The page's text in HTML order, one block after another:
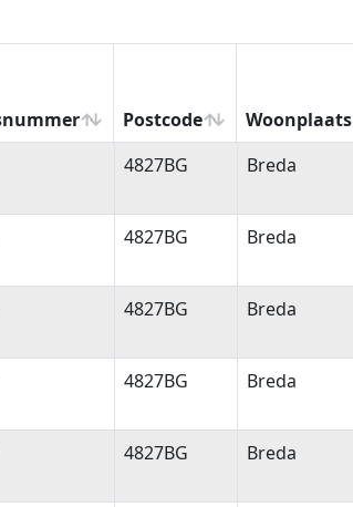
Postcode Woonplaats
Postcode Woonplaats
4827BG Breda
4827BG Breda
4827BG Breda
4827BG Breda
4827BG Breda